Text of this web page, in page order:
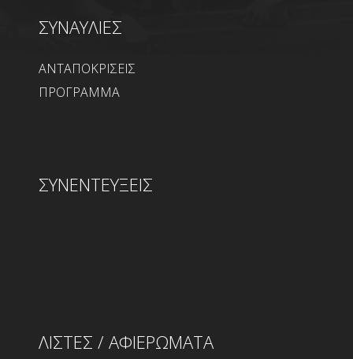
ΣΥΝΑΥΛΙΕΣ
ΑΝΤΑΠΟΚΡΙΣΕΙΣ
ΠΡΟΓΡΑΜΜΑ
ΣΥΝΕΝΤΕΥΞΕΙΣ
ΛΙΣΤΕΣ / ΑΦΙΕΡΩΜΑΤΑ